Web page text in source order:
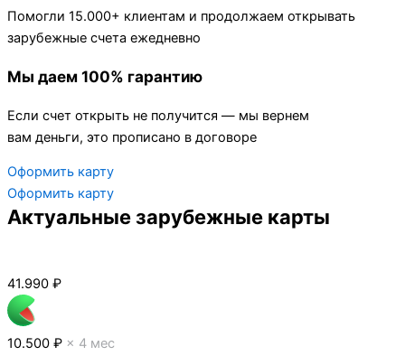
Помогли 15.000+ клиентам и продолжаем открывать
зарубежные счета ежедневно
Мы даем 100% гарантию
Если счет открыть не получится — мы вернем
вам деньги, это прописано в договоре
Оформить карту
Оформить карту
Актуальные зарубежные карты
41.990 ₽
10.500 ₽ × 4 мес